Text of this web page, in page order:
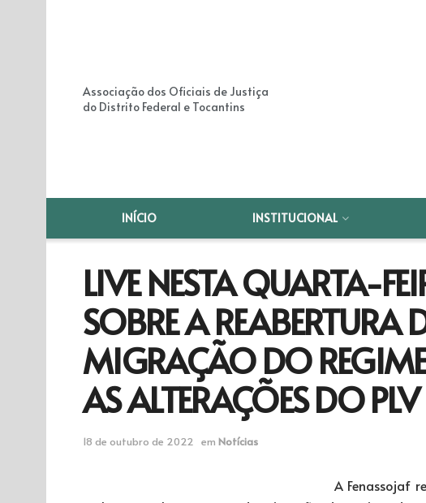
Associação dos Oficiais de Justiça
do Distrito Federal e Tocantins
INÍCIO INSTITUCIONAL
LIVE NESTA QUARTA-
SOBRE A REABERTURA
MIGRAÇÃO DO REGIME
AS ALTERAÇÕES DO
18 de outubro de 2022 em Notícias
A Fenassojaf